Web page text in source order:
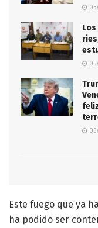
Este fuego que ya
ha podido ser